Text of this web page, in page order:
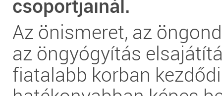
csoportjainál.
Az önismeret, az
az öngyógyítás
fiatalabb korban